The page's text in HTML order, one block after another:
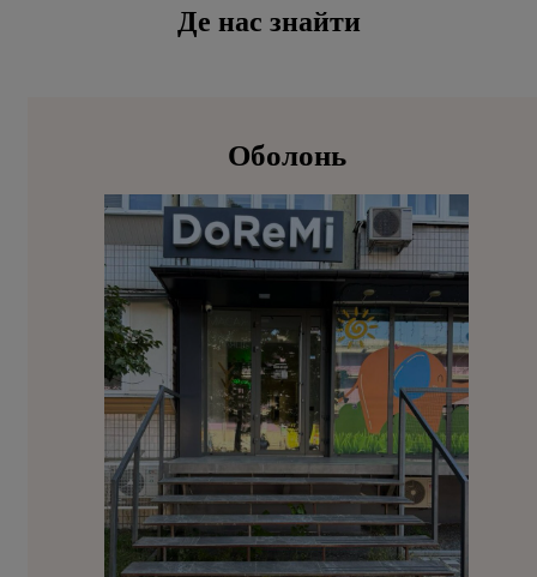
Де нас знайти
Оболонь